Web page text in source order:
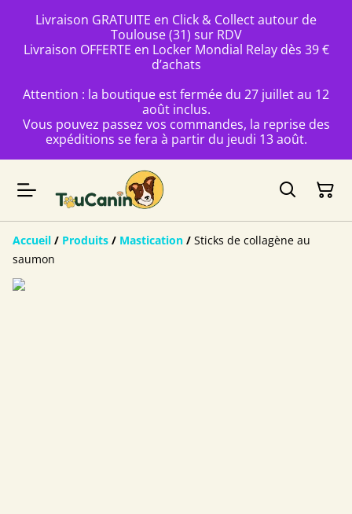
Livraison GRATUITE en Click & Collect autour de
Toulouse (31) sur RDV
Livraison OFFERTE en Locker Mondial Relay dès 39 €
d’achats
Attention : la boutique est fermée du 27 juillet au 12
août inclus.
Vous pouvez passez vos commandes, la reprise des
expéditions se fera à partir du jeudi 13 août.
Accueil / Produits / Mastication / Sticks de collagène au
saumon